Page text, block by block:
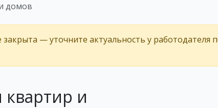
домов
— уточните актуальность у работодателя
и